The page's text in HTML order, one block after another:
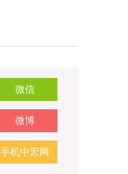
微信
微博
手机中宏网